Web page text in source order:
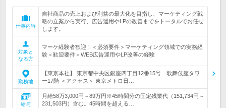
仕事内容
自社商品の売上および利益の最大化を目指し、マーケティング戦
略の立案から実行、広告運用やLPの改善までをトータルでお任せ
します。
対象と
なる方
マーケ経験者歓迎！＜必須要件＞マーケティング領域での実務経
験＜歓迎要件＞WEB広告運用やLP改善の経験
勤務地
【東京本社】 東京都中央区銀座四丁目12番15号 歌舞伎座タワ
ー17階 ＜アクセス＞ 東京メトロ日…
給与
月給58万3,000円～89万円※45時間分の固定残業代（151,734円～
231,503円）含む。45時間を超える…